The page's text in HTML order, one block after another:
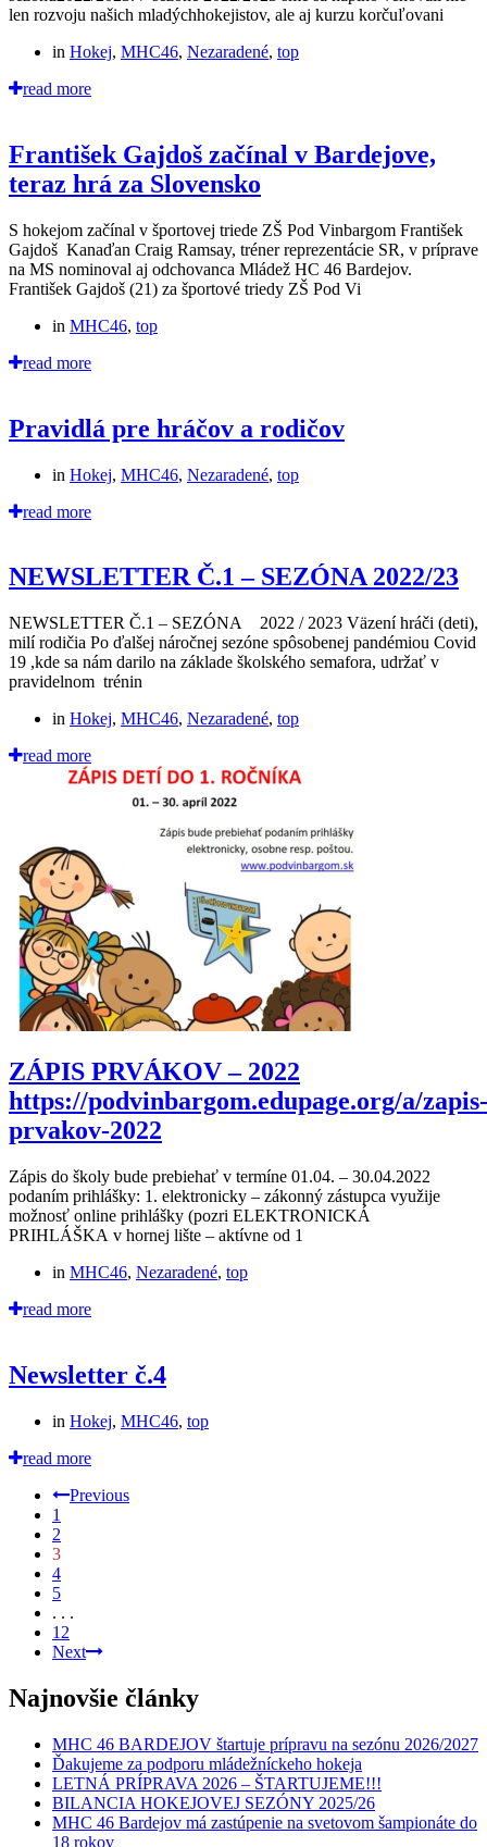
len rozvoju našich mladýchhokejistov, ale aj kurzu korčuľovani
in Hokej, MHC46, Nezaradené, top
read more
František Gajdoš začínal v Bardejove,
teraz hrá za Slovensko
S hokejom začínal v športovej triede ZŠ Pod Vinbargom František
Gajdoš Kanaďan Craig Ramsay, tréner reprezentácie SR, v príprave
na MS nominoval aj odchovanca Mládež HC 46 Bardejov.
František Gajdoš (21) za športové triedy ZŠ Pod Vi
in MHC46, top
read more
Pravidlá pre hráčov a rodičov
in Hokej, MHC46, Nezaradené, top
read more
NEWSLETTER Č.1 – SEZÓNA 2022/23
NEWSLETTER Č.1 – SEZÓNA 2022 / 2023 Väzení hráči (deti),
milí rodičia Po ďalšej náročnej sezóne spôsobenej pandémiou Covid
19 ,kde sa nám darilo na základe školského semafora, udržať v
pravidelnom trénin
in Hokej, MHC46, Nezaradené, top
read more
ZÁPIS PRVÁKOV – 2022
https://podvinbargom.edupage.org/a/zapis-
prvakov-2022
Zápis do školy bude prebiehať v termíne 01.04. – 30.04.2022
podaním prihlášky: 1. elektronicky – zákonný zástupca využije
možnosť online prihlášky (pozri ELEKTRONICKÁ
PRIHLÁŠKA v hornej lište – aktívne od 1
in MHC46, Nezaradené, top
read more
Newsletter č.4
in Hokej, MHC46, top
read more
Previous
1
2
3
4
5
. . .
12
Next
Najnovšie články
MHC 46 BARDEJOV štartuje prípravu na sezónu 2026/2027
Ďakujeme za podporu mládežníckeho hokeja
LETNÁ PRÍPRAVA 2026 – ŠTARTUJEME!!!
BILANCIA HOKEJOVEJ SEZÓNY 2025/26
MHC 46 Bardejov má zastúpenie na svetovom šampionáte do
18 rokov